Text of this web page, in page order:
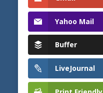
Yahoo Mail
Buffer
LiveJournal